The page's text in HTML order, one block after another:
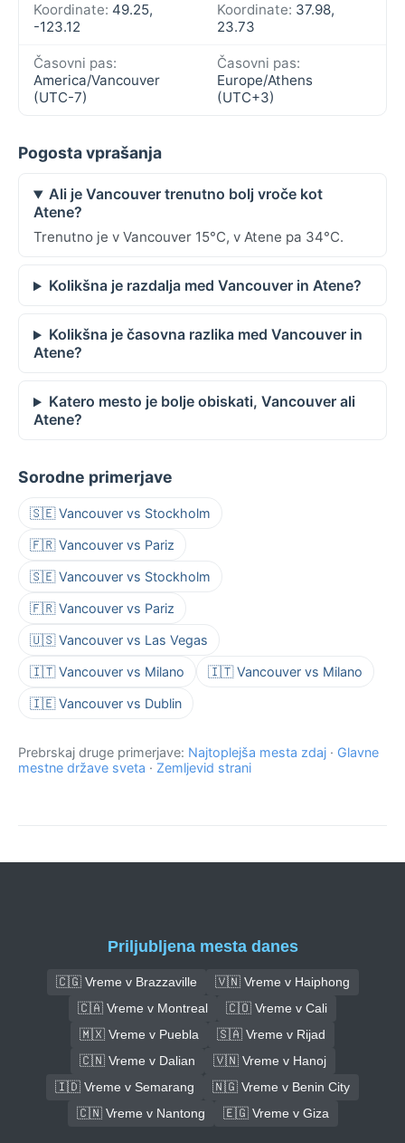
Koordinate: 49.25,
-123.12
Koordinate: 37.98,
23.73
Časovni pas:
America/Vancouver
(UTC-7)
Časovni pas:
Europe/Athens
(UTC+3)
Pogosta vprašanja
Ali je Vancouver trenutno bolj vroče kot
Atene?
Trenutno je v Vancouver 15°C, v Atene pa 34°C.
Kolikšna je razdalja med Vancouver in Atene?
Kolikšna je časovna razlika med Vancouver in
Atene?
Katero mesto je bolje obiskati, Vancouver ali
Atene?
Sorodne primerjave
🇸🇪 Vancouver vs Stockholm
🇫🇷 Vancouver vs Pariz
🇸🇪 Vancouver vs Stockholm
🇫🇷 Vancouver vs Pariz
🇺🇸 Vancouver vs Las Vegas
🇮🇹 Vancouver vs Milano 🇮🇹 Vancouver vs Milano
🇮🇪 Vancouver vs Dublin
Prebrskaj druge primerjave: Najtoplejša mesta zdaj · Glavne
mestne države sveta · Zemljevid strani
Priljubljena mesta danes
🇨🇬 Vreme v Brazzaville
🇻🇳 Vreme v Haiphong
🇨🇦 Vreme v Montreal
🇨🇴 Vreme v Cali
🇲🇽 Vreme v Puebla
🇸🇦 Vreme v Rijad
🇨🇳 Vreme v Dalian
🇻🇳 Vreme v Hanoj
🇮🇩 Vreme v Semarang
🇳🇬 Vreme v Benin City
🇨🇳 Vreme v Nantong
🇪🇬 Vreme v Giza